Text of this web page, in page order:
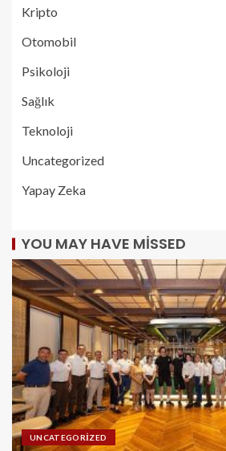
Kripto
Otomobil
Psikoloji
Sağlık
Teknoloji
Uncategorized
Yapay Zeka
YOU MAY HAVE MISSED
UNCATEGORIZED